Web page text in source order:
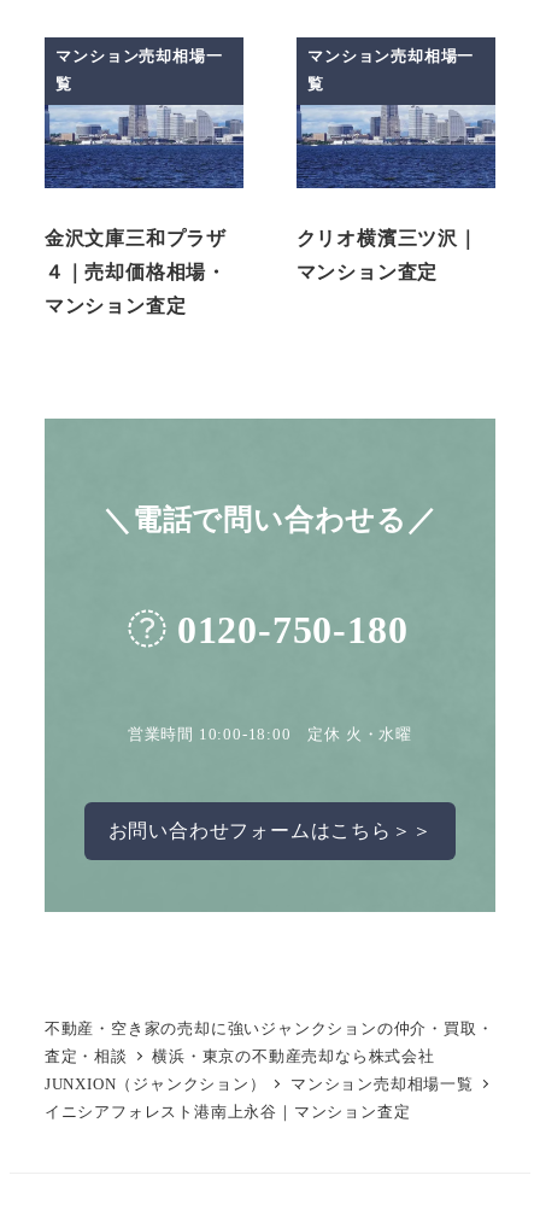
マンション売却相場一
覧
金沢文庫三和プラザ
４｜売却価格相場・
マンション査定
マンション売却相場一
覧
クリオ横濱三ツ沢｜
マンション査定
＼電話で問い合わせる／
0120-750-180
営業時間 10:00-18:00 定休 火・水曜
お問い合わせフォームはこちら＞＞
不動産・空き家の売却に強いジャンクションの仲介・買取・
査定・相談
横浜・東京の不動産売却なら株式会社
JUNXION（ジャンクション）
マンション売却相場一覧
イニシアフォレスト港南上永谷｜マンション査定